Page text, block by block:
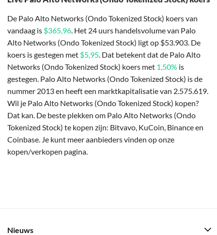
De Palo Alto Networks (Ondo Tokenized Stock) koers van
vandaag is $365,96. Het 24 uurs handelsvolume van Palo
Alto Networks (Ondo Tokenized Stock) ligt op $53.903. De
koers is gestegen met $5,95. Dat betekent dat de Palo Alto
Networks (Ondo Tokenized Stock) koers met 1,50% is
gestegen. Palo Alto Networks (Ondo Tokenized Stock) is de
nummer 2013 en heeft een marktkapitalisatie van 2.575.619.
Wil je Palo Alto Networks (Ondo Tokenized Stock) kopen?
Dat kan. De beste plekken om Palo Alto Networks (Ondo
Tokenized Stock) te kopen zijn: Bitvavo, KuCoin, Binance en
Coinbase. Je kunt meer aanbieders vinden op onze
kopen/verkopen pagina.
Nieuws